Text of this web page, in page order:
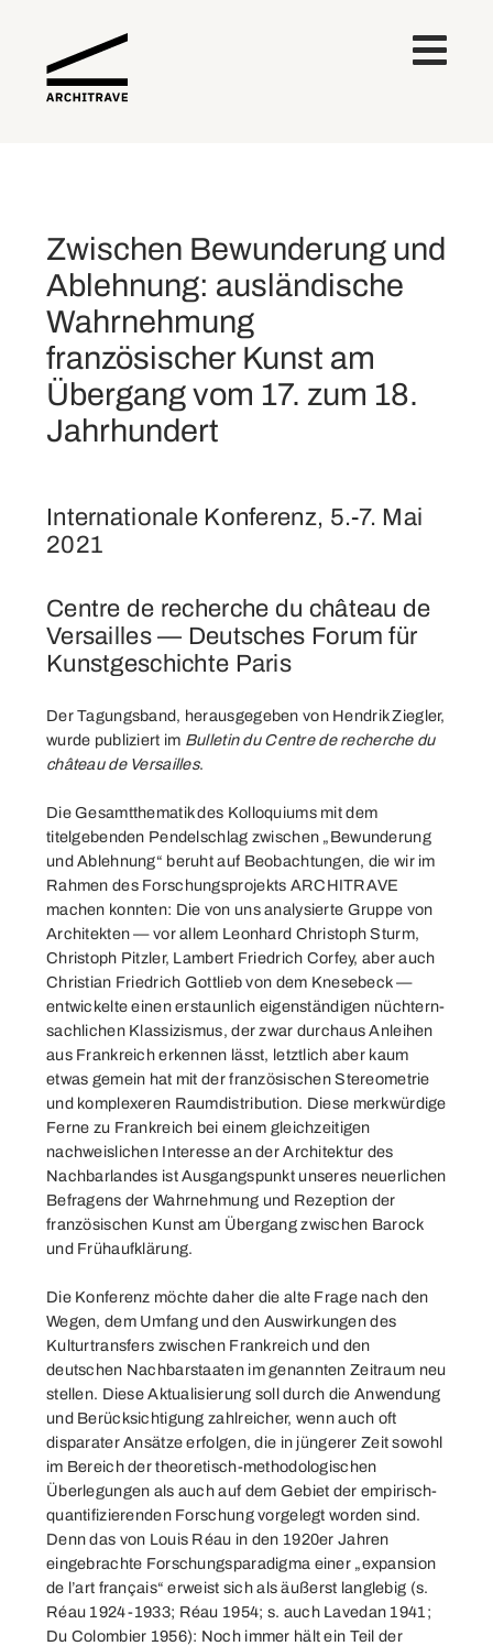
Zwischen Bewunderung und
Ablehnung: ausländische
Wahrnehmung
französischer Kunst am
Übergang vom 17. zum 18.
Jahrhundert
Internationale Konferenz, 5.-7. Mai
2021
Centre de recherche du château de
Versailles — Deutsches Forum für
Kunstgeschichte Paris
Der Tagungsband, herausgegeben von Hendrik Ziegler,
wurde publiziert im Bulletin du Centre de recherche du
château de Versailles.
Die Gesamtthematik des Kolloquiums mit dem
titelgebenden Pendelschlag zwischen „Bewunderung
und Ablehnung“ beruht auf Beobachtungen, die wir im
Rahmen des Forschungsprojekts ARCHITRAVE
machen konnten: Die von uns analysierte Gruppe von
Architekten — vor allem Leonhard Christoph Sturm,
Christoph Pitzler, Lambert Friedrich Corfey, aber auch
Christian Friedrich Gottlieb von dem Knesebeck —
entwickelte einen erstaunlich eigenständigen nüchtern-
sachlichen Klassizismus, der zwar durchaus Anleihen
aus Frankreich erkennen lässt, letztlich aber kaum
etwas gemein hat mit der französischen Stereometrie
und komplexeren Raumdistribution. Diese merkwürdige
Ferne zu Frankreich bei einem gleichzeitigen
nachweislichen Interesse an der Architektur des
Nachbarlandes ist Ausgangspunkt unseres neuerlichen
Befragens der Wahrnehmung und Rezeption der
französischen Kunst am Übergang zwischen Barock
und Frühaufklärung.
Die Konferenz möchte daher die alte Frage nach den
Wegen, dem Umfang und den Auswirkungen des
Kulturtransfers zwischen Frankreich und den
deutschen Nachbarstaaten im genannten Zeitraum neu
stellen. Diese Aktualisierung soll durch die Anwendung
und Berücksichtigung zahlreicher, wenn auch oft
disparater Ansätze erfolgen, die in jüngerer Zeit sowohl
im Bereich der theoretisch-methodologischen
Überlegungen als auch auf dem Gebiet der empirisch-
quantifizierenden Forschung vorgelegt worden sind.
Denn das von Louis Réau in den 1920er Jahren
eingebrachte Forschungsparadigma einer „expansion
de l’art français“ erweist sich als äußerst langlebig (s.
Réau 1924-1933; Réau 1954; s. auch Lavedan 1941;
Du Colombier 1956): Noch immer hält ein Teil der